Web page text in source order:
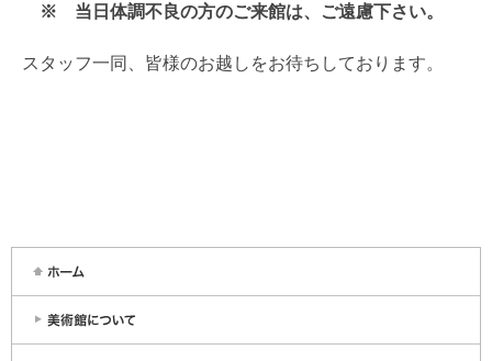
※ 当日体調不良の方のご来館は、ご遠慮下さい。
スタッフ一同、皆様のお越しをお待ちしております。